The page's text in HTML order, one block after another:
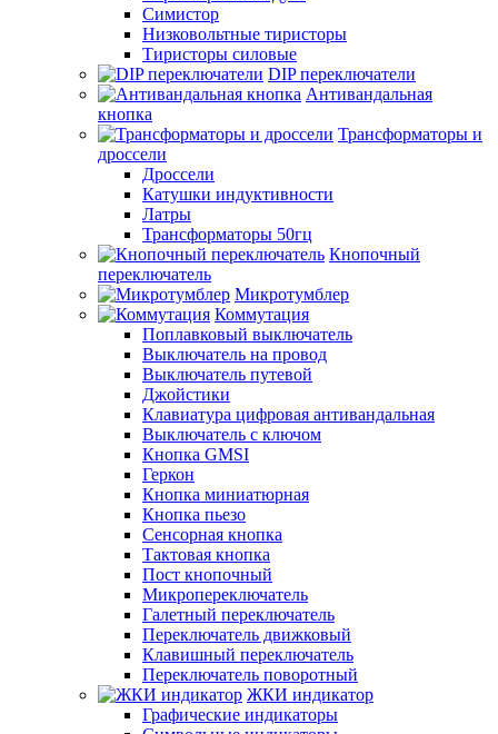
Симистор
Низковольтные тиристоры
Тиристоры силовые
DIP переключатели
Антивандальная
кнопка
Трансформаторы и
дроссели
Дроссели
Катушки индуктивности
Латры
Трансформаторы 50гц
Кнопочный
переключатель
Микротумблер
Коммутация
Поплавковый выключатель
Выключатель на провод
Выключатель путевой
Джойстики
Клавиатура цифровая антивандальная
Выключатель с ключом
Кнопка GMSI
Геркон
Кнопка миниатюрная
Кнопка пьезо
Сенсорная кнопка
Тактовая кнопка
Пост кнопочный
Микропереключатель
Галетный переключатель
Переключатель движковый
Клавишный переключатель
Переключатель поворотный
ЖКИ индикатор
Графические индикаторы